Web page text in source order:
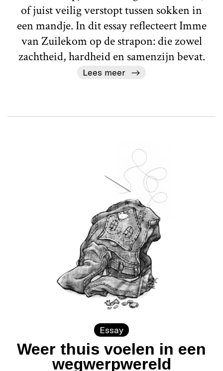
of juist veilig verstopt tussen sokken in
een mandje. In dit essay reflecteert Imme
van Zuilekom op de strapon: die zowel
zachtheid, hardheid en samenzijn bevat.
Lees meer
Essay
Weer thuis voelen in een
wegwerpwereld